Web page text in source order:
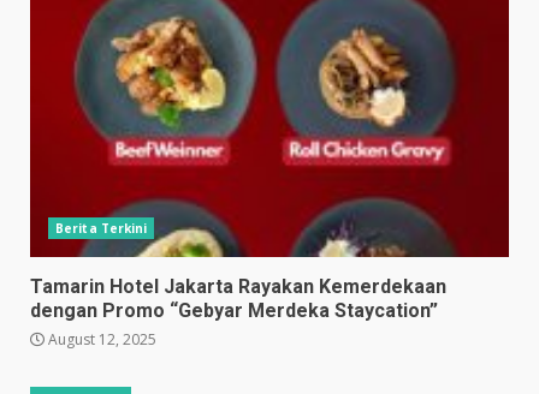
Berita Terkini
Tamarin Hotel Jakarta Rayakan Kemerdekaan
dengan Promo “Gebyar Merdeka Staycation”
August 12, 2025